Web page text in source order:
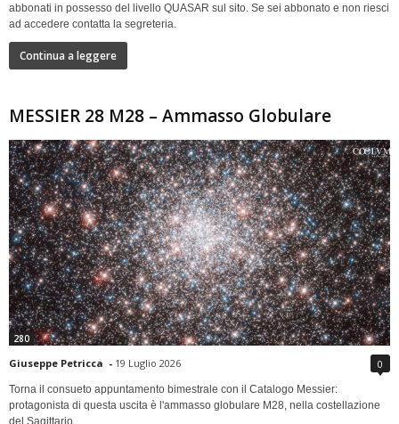
abbonati in possesso del livello QUASAR sul sito. Se sei abbonato e non riesci
ad accedere contatta la segreteria.
Continua a leggere
MESSIER 28 M28 – Ammasso Globulare
280
Giuseppe Petricca - 19 Luglio 2026 0
Torna il consueto appuntamento bimestrale con il Catalogo Messier:
protagonista di questa uscita è l'ammasso globulare M28, nella costellazione